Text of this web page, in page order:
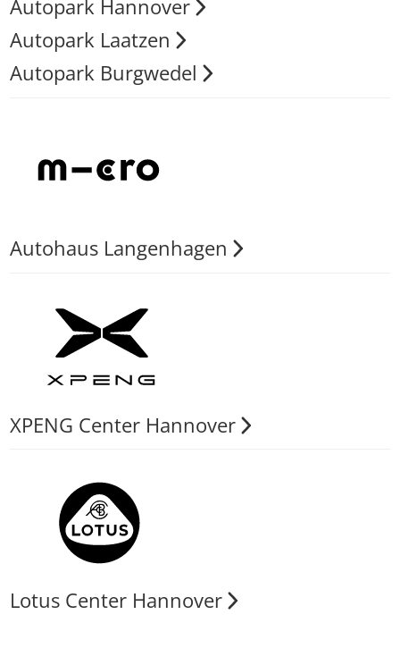
Autopark Hannover
Autopark Laatzen
Autopark Burgwedel
Autohaus Langenhagen
XPENG Center Hannover
Lotus Center Hannover